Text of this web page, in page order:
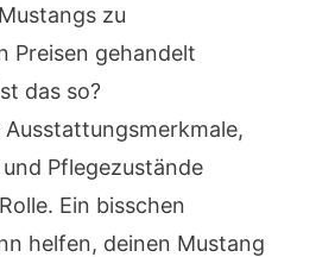
zu
Preisen gehandelt
das so?
Pflegezustände
Ein bisschen
helfen, deinen Mustang